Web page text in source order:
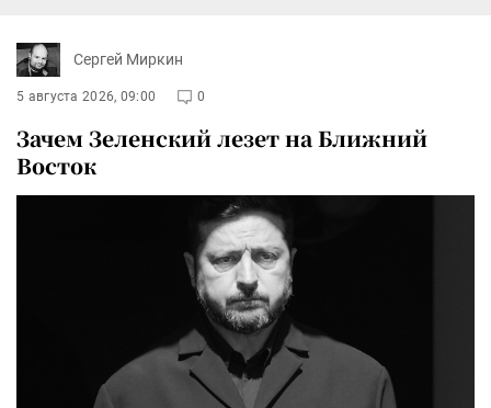
Сергей Миркин
5 августа 2026, 09:00 0
Зачем Зеленский лезет на Ближний
Восток